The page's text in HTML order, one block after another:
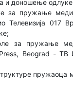
и доношење
за пружање
Телевизија
за пружање
Beograd -
пружаоца